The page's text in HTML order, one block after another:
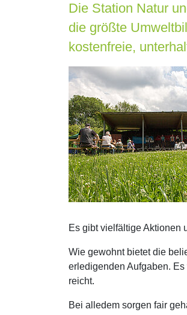
Die Station Natur
die größte
kostenfreie,
Es gibt vielfältige Aktionen
Wie gewohnt bietet die
erledigenden Aufgaben.
reicht.
Bei alledem sorgen fair